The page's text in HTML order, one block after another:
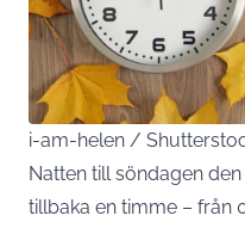
i-am-helen /
Natten till söndagen
tillbaka en timme – från